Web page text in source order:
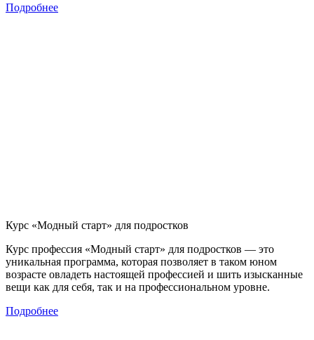
Подробнее
Курс «Модный старт» для подростков
Курс профессия «Модный старт» для подростков — это
уникальная программа, которая позволяет в таком юном
возрасте овладеть настоящей профессией и шить изысканные
вещи как для себя, так и на профессиональном уровне.
Подробнее